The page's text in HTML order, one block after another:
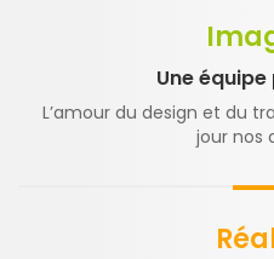
Une
L’amour du design et du
jour nos